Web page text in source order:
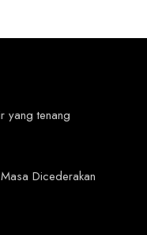
yang tenang
Dicederakan